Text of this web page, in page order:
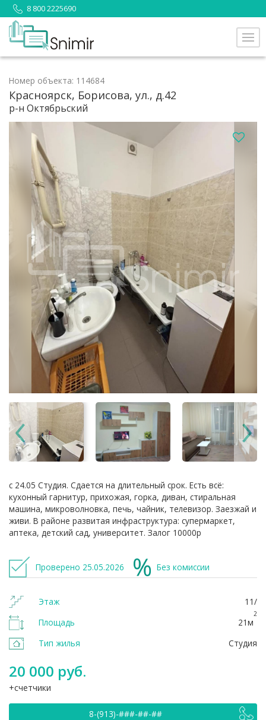
8 800 2225690
Номер объекта: 114684
Красноярск, Борисова, ул., д.42
р-н Октябрьский
с 24.05 Студия. Сдается на длительный срок. Есть всё:
кухонный гарнитур, прихожая, горка, диван, стиральная
машина, микроволновка, печь, чайник, телевизор. Заезжай и
живи. В районе развитая инфраструктура: супермаркет,
аптека, детский сад, университет. Залог 10000р
Проверено 25.05.2026 Без комиссии
Этаж
11/
Площадь
21м
2
Тип жилья Студия
20 000 руб.
счетчики
8-(913)-###-##-##